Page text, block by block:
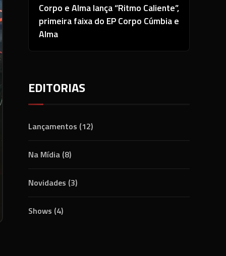
Corpo e Alma lança “Ritmo Caliente”,
primeira faixa do EP Corpo Cúmbia e
Alma
EDITORIAS
Lançamentos (12)
Na Mídia (8)
Novidades (3)
Shows (4)